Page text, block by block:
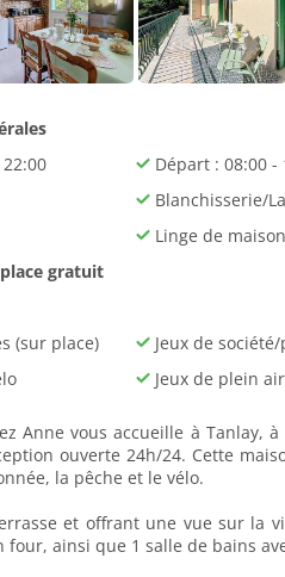
Départ : 08:00 -
Blanchisserie/
Linge de maison
gratuit
(sur place)
Jeux de
Jeux de plein
Anne vous accueille à
ouverte 24h/24. Cette
la pêche et le vélo.
et offrant une vue sur la
ainsi que 1 salle de bains